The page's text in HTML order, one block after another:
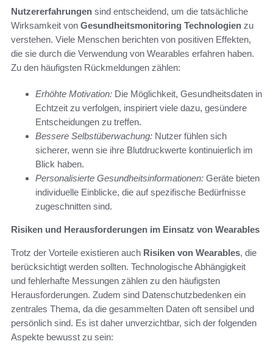
Nutzererfahrungen sind entscheidend, um die tatsächliche
Wirksamkeit von Gesundheitsmonitoring Technologien zu
verstehen. Viele Menschen berichten von positiven Effekten,
die sie durch die Verwendung von Wearables erfahren haben.
Zu den häufigsten Rückmeldungen zählen:
Erhöhte Motivation: Die Möglichkeit, Gesundheitsdaten in
Echtzeit zu verfolgen, inspiriert viele dazu, gesündere
Entscheidungen zu treffen.
Bessere Selbstüberwachung: Nutzer fühlen sich
sicherer, wenn sie ihre Blutdruckwerte kontinuierlich im
Blick haben.
Personalisierte Gesundheitsinformationen: Geräte bieten
individuelle Einblicke, die auf spezifische Bedürfnisse
zugeschnitten sind.
Risiken und Herausforderungen im Einsatz von Wearables
Trotz der Vorteile existieren auch Risiken von Wearables, die
berücksichtigt werden sollten. Technologische Abhängigkeit
und fehlerhafte Messungen zählen zu den häufigsten
Herausforderungen. Zudem sind Datenschutzbedenken ein
zentrales Thema, da die gesammelten Daten oft sensibel und
persönlich sind. Es ist daher unverzichtbar, sich der folgenden
Aspekte bewusst zu sein: